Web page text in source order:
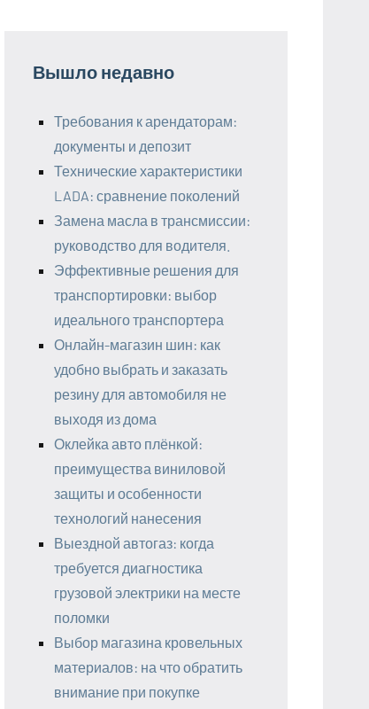
Вышло недавно
Требования к арендаторам:
документы и депозит
Технические характеристики
LADA: сравнение поколений
Замена масла в трансмиссии:
руководство для водителя.
Эффективные решения для
транспортировки: выбор
идеального транспортера
Онлайн-магазин шин: как
удобно выбрать и заказать
резину для автомобиля не
выходя из дома
Оклейка авто плёнкой:
преимущества виниловой
защиты и особенности
технологий нанесения
Выездной автогаз: когда
требуется диагностика
грузовой электрики на месте
поломки
Выбор магазина кровельных
материалов: на что обратить
внимание при покупке